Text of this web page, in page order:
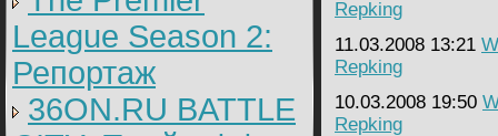
League Season 2:
Репортаж
36ON.RU BATTLE
Repking
11.03.2008 13:21
Repking
10.03.2008 19:50
Repking